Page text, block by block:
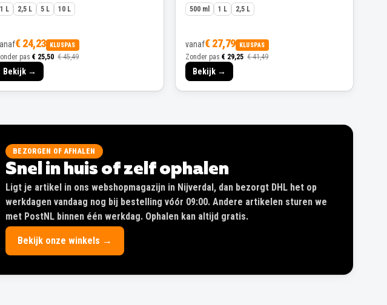
1 L 2,5 L 5 L 10 L
€ 24,23 KLUSPAS
pas € 25,50 € 45,49
Bekijk →
500 ml 1 L 2,5 L
vanaf€ 27,79 KLUSPAS
Zonder pas € 29,25 € 41,49
Bekijk →
BEZORGEN OF AFHALEN
Snel in huis of zelf ophalen
Ligt je artikel in ons webshopmagazijn in Nijverdal, dan bezorgt DHL het op
werkdagen vandaag nog bij bestelling vóór 09:00. Andere artikelen sturen we
met PostNL binnen één werkdag. Ophalen kan altijd gratis.
Bekijk onze winkels →